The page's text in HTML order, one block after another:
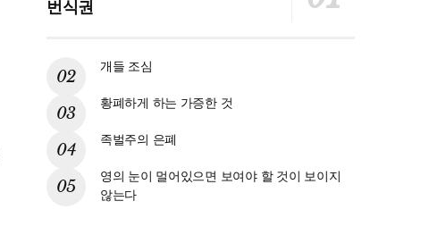
번식권
개들 조심
황폐하게 하는 가증한 것
족벌주의 은폐
영의 눈이 멀어있으면 보여야 할 것이 보이지
않는다